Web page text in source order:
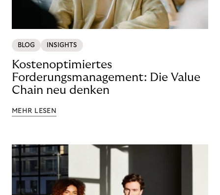
BLOG INSIGHTS
Kostenoptimiertes
Forderungsmanagement: Die Value
Chain neu denken
MEHR LESEN